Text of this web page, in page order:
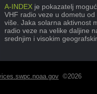
A-INDEX je pokazatelj
VHF radio veze u dometu od
više. Jaka solarna aktivnost
radio veze na velike daljine
srednjim i visokim
©2026